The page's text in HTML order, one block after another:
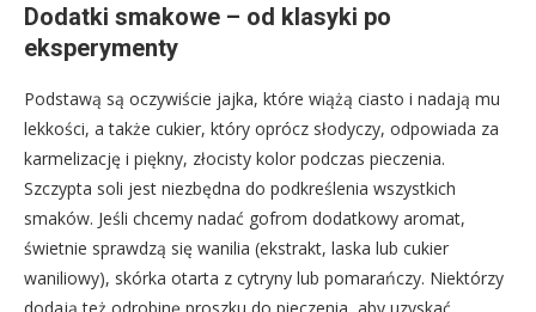
Dodatki smakowe – od klasyki po
eksperymenty
Podstawą są oczywiście jajka, które wiążą ciasto i nadają mu
lekkości, a także cukier, który oprócz słodyczy, odpowiada za
karmelizację i piękny, złocisty kolor podczas pieczenia.
Szczypta soli jest niezbędna do podkreślenia wszystkich
smaków. Jeśli chcemy nadać gofrom dodatkowy aromat,
świetnie sprawdzą się wanilia (ekstrakt, laska lub cukier
waniliowy), skórka otarta z cytryny lub pomarańczy. Niektórzy